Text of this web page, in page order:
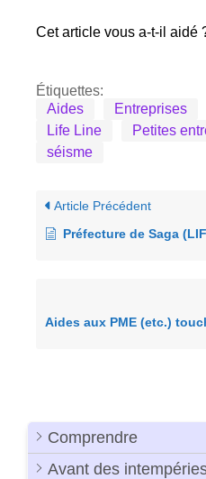
Comprendre
Avant des
Cet article vous a-t-il aidé
Étiquettes:
Aides
Entreprises
Life Line
Petites
séisme
Article Précédent
Préfecture de Saga